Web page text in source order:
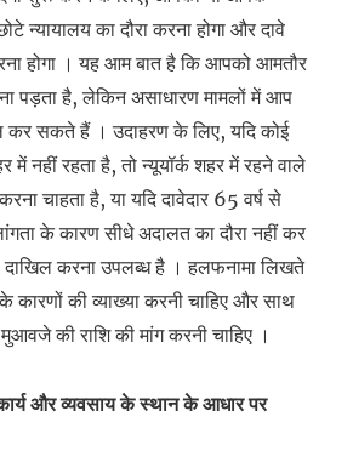
न्यायालय का दौरा करना होगा और दावे
होगा । यह आम बात है कि आपको आमतौर
पड़ता है, लेकिन असाधारण मामलों में आप
कर सकते हैं । उदाहरण के लिए, यदि कोई
में नहीं रहता है, तो न्यूयॉर्क शहर में रहने वाले
चाहता है, या यदि दावेदार 65 वर्ष से
के कारण सीधे अदालत का दौरा नहीं कर
दाखिल करना उपलब्ध है । हलफनामा लिखते
की व्याख्या करनी चाहिए और साथ
की राशि की मांग करनी चाहिए ।
कार्य और व्यवसाय के स्थान के आधार पर